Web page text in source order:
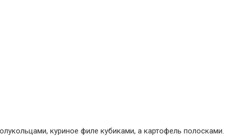
куриное филе кубиками, а картофель полосками.